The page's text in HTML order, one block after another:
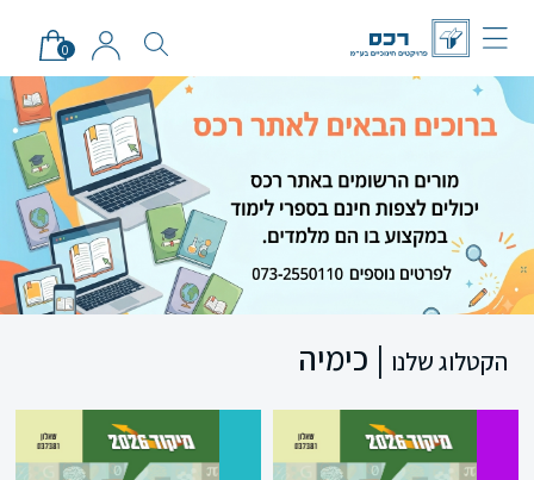
0
הקטלוג שלנו | כימיה